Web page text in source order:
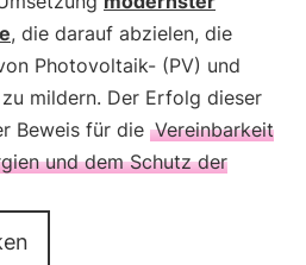
, die darauf abzielen, die
Photovoltaik- (PV) und
mildern. Der Erfolg dieser
Beweis für die Vereinbarkeit
und dem Schutz der